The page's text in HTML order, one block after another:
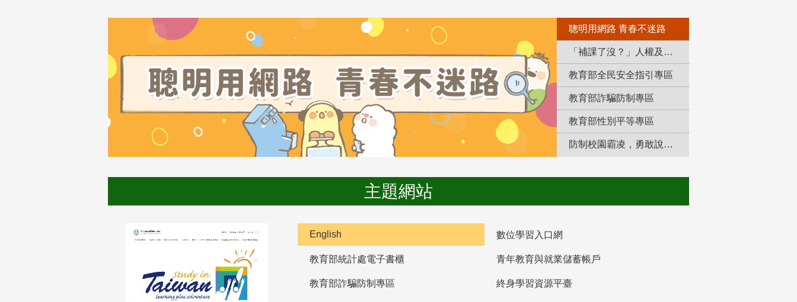
聰明用網路 青春不迷路
「補課了沒？」人權及轉型正義教育專區
教育部全民安全指引專區
教育部詐騙防制專區
教育部性別平等專區
防制校園霸凌，勇敢說出來！
主題網站
English 數位學習入口網
教育部統計處電子書櫃 青年教育與就業儲蓄帳戶
教育部詐騙防制專區 終身學習資源平臺